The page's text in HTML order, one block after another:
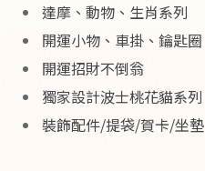
達摩、動物、生肖系列
開運小物、車掛、鑰匙圈
開運招財不倒翁
獨家設計波士桃花貓系列
裝飾配件/提袋/賀卡/坐墊